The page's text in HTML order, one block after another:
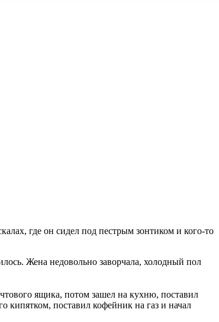
где он сидел под пестрым зонтиком и кого-то
Жена недовольно заворчала, холодный пол
ящика, потом зашел на кухню, поставил
кипятком, поставил кофейник на газ и начал